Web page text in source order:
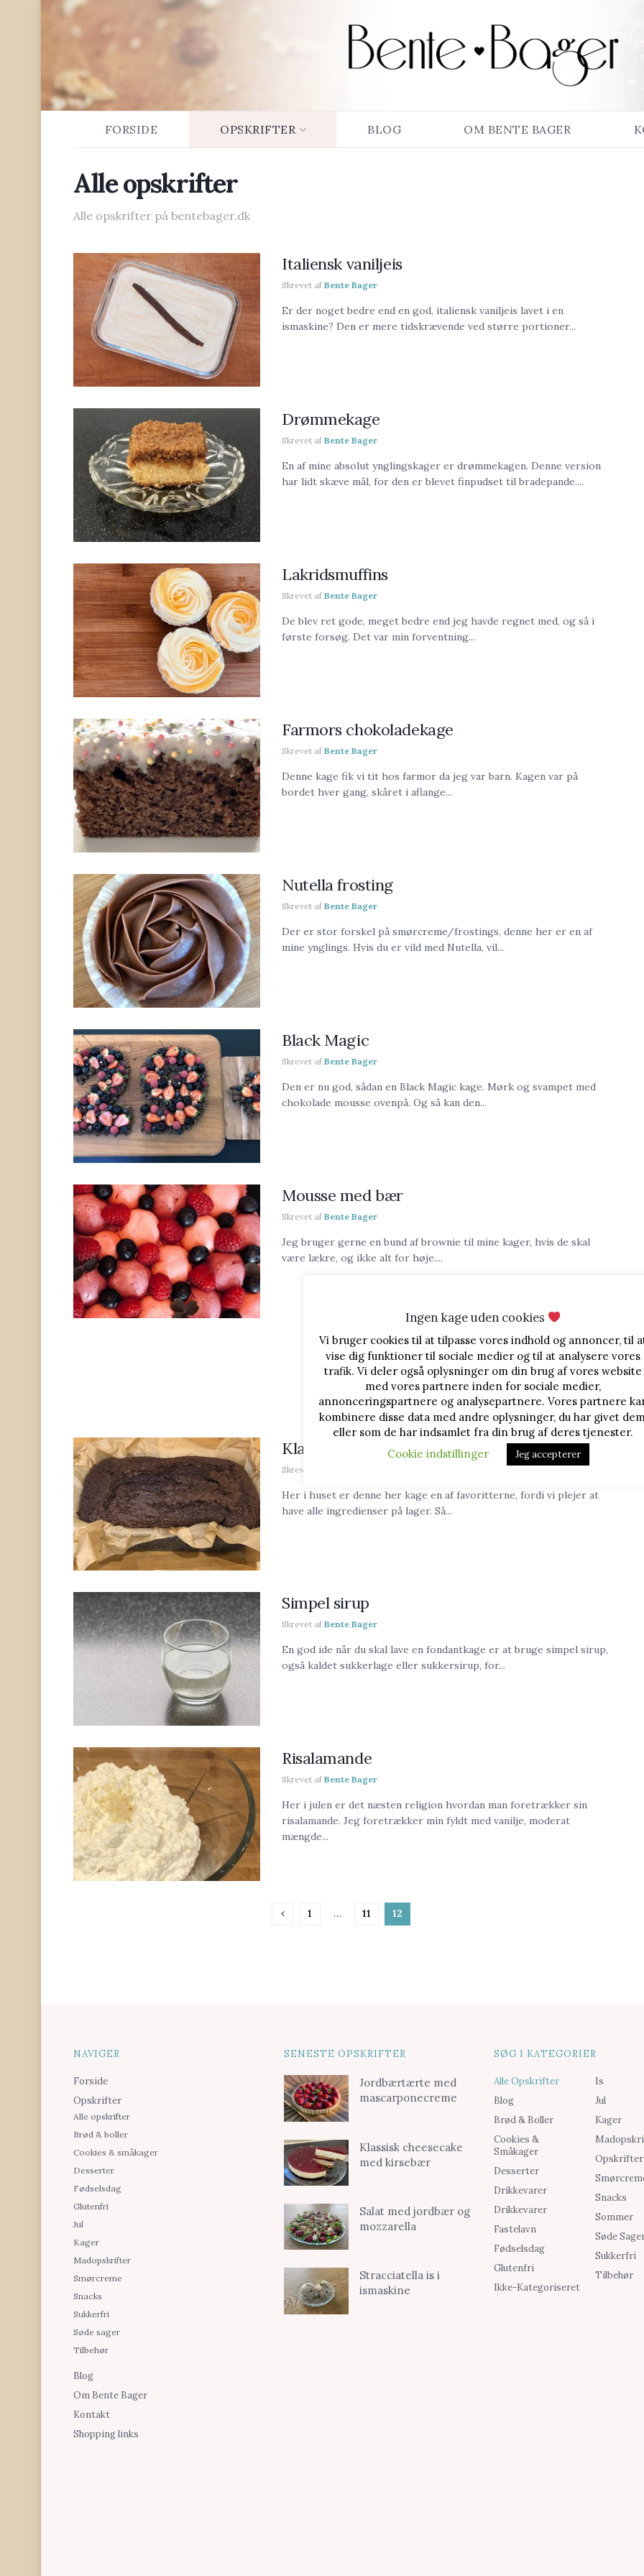
FORSIDE OPSKRIFTER BLOG OM BENTE BAGER
Alle opskrifter
Alle opskrifter på bentebager.dk
Italiensk vaniljeis
Skrevet af Bente Bager
Er der noget bedre end en god, italiensk vaniljeis lavet i en
ismaskine? Den er mere tidskrævende ved større portioner...
Drømmekage
Skrevet af Bente Bager
En af mine absolut ynglingskager er drømmekagen. Denne version
har lidt skæve mål, for den er blevet finpudset til bradepande....
Lakridsmuffins
Skrevet af Bente Bager
De blev ret gode, meget bedre end jeg havde regnet med, og så i
første forsøg. Det var min forventning...
Farmors chokoladekage
Skrevet af Bente Bager
Denne kage fik vi tit hos farmor da jeg var barn. Kagen var på
bordet hver gang, skåret i aflange...
Nutella frosting
Skrevet af Bente Bager
Der er stor forskel på smørcreme/frostings, denne her er en af
mine ynglings. Hvis du er vild med Nutella, vil...
Black Magic
Skrevet af Bente Bager
Den er nu god, sådan en Black Magic kage. Mørk og svampet med
chokolade mousse ovenpå. Og så kan den...
Mousse med bær
Skrevet af Bente Bager
Jeg bruger gerne en bund af brownie til mine kager, hvis de skal
være lækre, og ikke alt for høje....
Klassisk chokoladekage
Skrevet af
Her i huset er denne her kage en af favoritterne, fordi vi plejer at
have alle ingredienser på lager. Så...
Simpel sirup
Skrevet af Bente Bager
En god ide når du skal lave en fondantkage er at bruge simpel sirup,
også kaldet sukkerlage eller sukkersirup, for...
Risalamande
Skrevet af Bente Bager
Her i julen er det næsten religion hvordan man foretrækker sin
risalamande. Jeg foretrækker min fyldt med vanilje, moderat
mængde...
1 … 11 12
NAVIGER
Forside
Opskrifter
Alle opskrifter
Brød & boller
Cookies & småkager
Desserter
Fødselsdag
Glutenfri
Jul
Kager
Madopskrifter
Smørcreme
Snacks
Sukkerfri
Søde sager
Tilbehør
Blog
Om Bente Bager
Kontakt
Shopping links
SENESTE OPSKRIFTER
Jordbærtærte med
mascarponecreme
Klassisk cheesecake
med kirsebær
Salat med jordbær og
mozzarella
Stracciatella is i
ismaskine
SØG I KATEGORIER
Alle Opskrifter
Blog
Brød & Boller
Cookies &
Småkager
Desserter
Drikkevarer
Drikkevarer
Fastelavn
Fødselsdag
Glutenfri
Ikke-Kategoriseret
Is
Jul
Kager
Opskrifter
Snacks
Sommer
Søde
Sukkerfri
Tilbehør
Ingen kage uden cookies
Vi bruger cookies til at tilpasse vores indhold og annoncer, til
vise dig funktioner til sociale medier og til at analysere vores
trafik. Vi deler også oplysninger om din brug af vores website
med vores partnere inden for sociale medier,
annonceringspartnere og analysepartnere. Vores partnere
kombinere disse data med andre oplysninger, du har givet
eller som de har indsamlet fra din brug af deres tjenester.
Cookie indstillinger
Jeg accepterer